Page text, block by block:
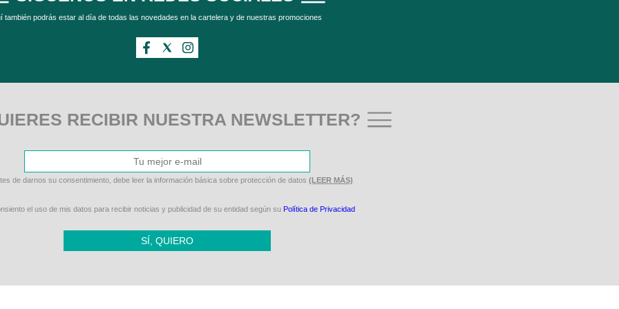
también podrás estar al día de todas las novedades en la cartelera y de nuestras promociones
RECIBIR NUESTRA NEWSLETTER?
de darnos su consentimiento, debe leer la información básica sobre protección de datos(LEER MÁS)
el uso de mis datos para recibir noticias y publicidad de su entidad según su Política de Privacidad
SÍ, QUIERO